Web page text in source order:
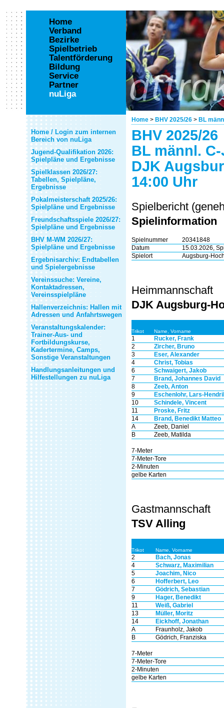
Home > BHV 2025/26 > BL
Home
Verband
Bezirke
Spielbetrieb
Talentförderung
Bildung
Service
Partner
nuLiga
Home / Login zum internen
Bereich von nuLiga
Jugend-Qualifikation 2026:
Spielpläne und Ergebnisse
Spielklassen 2026/27:
Tabellen, Spielpläne,
Ergebnisse
Pokalmeisterschaft 2025/26:
Spielpläne und Ergebnisse
Freundschaftsspiele 2026/27:
Spielpläne und Ergebnisse
BHV M-WM 2026/27:
Spielpläne und Ergebnisse
Ergebnisarchiv: Endtabellen
und Spielergebnisse
Vereinssuche: Vereine,
Kontaktadressen,
Vereinsspielpläne
Hallenverzeichnis: Hallen mit
Adressen und Anfahrtswegen
Veranstaltungskalender:
Trainer-Aus- und
Fortbildungskurse,
Kadertermine, Camps,
Sonstige Veranstaltungen
Handlungsanleitungen und
Hilfestellungen zu nuLiga
BHV 2025/26
BL männl.
DJK
14:00 Uhr
Spielbericht
Spielinformation
Spielnummer
20341848
Datum
15.03.2026,
Spielort
Augsburg-
Heimmannschaft
DJK Augsburg-
Trikot Name, Vorname
1
Rucker, Frank
2
Zircher, Bruno
3
Eser, Alexander
4
Christ, Tobias
6
Schwaigert, Jakob
7
Brand, Johannes David
8
Zeeb, Anton
9
Eschenlohr, Lars-
10
Schindele, Vincent
11
Proske, Fritz
14
Brand, Benedikt Matteo
A
Zeeb, Daniel
B
Zeeb, Matilda
7-Meter
7-Meter-Tore
2-Minuten
gelbe Karten
Gastmannschaft
TSV Alling
Trikot Name, Vorname
2
Bach, Jonas
4
Schwarz, Maximilian
5
Joachim, Nico
6
Hofferbert, Leo
7
Gödrich, Sebastian
9
Hager, Benedikt
11
Weiß, Gabriel
13
Müller, Moritz
14
Eickhoff, Jonathan
A
Fraunholz, Jakob
B
Gödrich, Franziska
7-Meter
7-Meter-Tore
2-Minuten
gelbe Karten